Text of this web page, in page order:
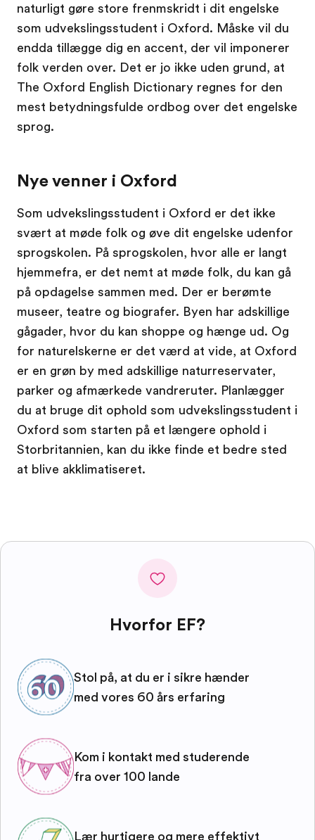
naturligt gøre store frenmskridt i dit engelske
som udvekslingsstudent i Oxford. Måske vil du
endda tillægge dig en accent, der vil imponerer
folk verden over. Det er jo ikke uden grund, at
The Oxford English Dictionary regnes for den
mest betydningsfulde ordbog over det engelske
sprog.
Nye venner i Oxford
Som udvekslingsstudent i Oxford er det ikke
svært at møde folk og øve dit engelske udenfor
sprogskolen. På sprogskolen, hvor alle er langt
hjemmefra, er det nemt at møde folk, du kan gå
på opdagelse sammen med. Der er berømte
museer, teatre og biografer. Byen har adskillige
gågader, hvor du kan shoppe og hænge ud. Og
for naturelskerne er det værd at vide, at Oxford
er en grøn by med adskillige naturreservater,
parker og afmærkede vandreruter. Planlægger
du at bruge dit ophold som udvekslingsstudent i
Oxford som starten på et længere ophold i
Storbritannien, kan du ikke finde et bedre sted
at blive akklimatiseret.
Hvorfor EF?
Stol på, at du er i sikre hænder
med vores 60 års erfaring
Kom i kontakt med studerende
fra over 100 lande
Lær hurtigere og mere effektivt